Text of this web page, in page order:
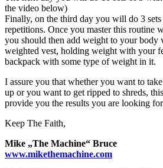
the video below)
Finally, on the third day you will do 3
repetitions. Once you master this routine
you should then add weight to your body
weighted vest, holding weight with your
backpack with some type of weight in it.
I assure you that whether you want to
up or you want to get ripped to shreds,
provide you the results you are looking
Keep The Faith,
Mike „The Machine“ Bruce
www.mikethemachine.com